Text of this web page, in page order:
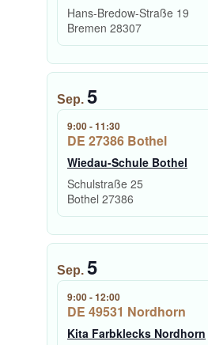
Hans-Bredow-Straße 19
Bremen 28307
Sep. 5
9:00-11:30
DE 27386 Bothel
Wiedau-Schule Bothel
Schulstraße 25
Bothel 27386
Sep. 5
9:00-12:00
DE 49531 Nordhorn
Kita Farbklecks Nordhorn